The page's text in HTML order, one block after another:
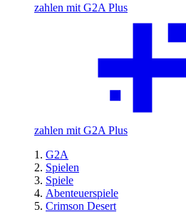
zahlen mit G2A Plus
zahlen mit G2A Plus
G2A
Spielen
Spiele
Abenteuerspiele
Crimson Desert